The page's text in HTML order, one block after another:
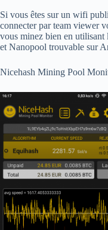
Si vous êtes sur un wifi
connecter par team viewer
vous minez bien en utilisant
et Nanopool trouvable sur
Nicehash Mining Pool